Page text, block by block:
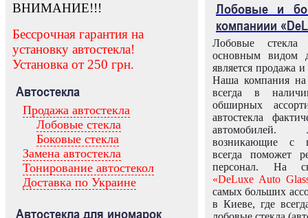
ВНИМАНИЕ!!!
Бессрочная гарантия на
установку автостекла!
Установка от 250 грн.
Автостекла
Продажа автостекла
Лобовые стекла
Боковые стекла
Замена автостекла
Тонирование автостекол
Доставка по Украине
Автостекла для иномарок
Лобовые и
компаниии
Лобовые
основным видом
является продажа и
Наша компания на
всегда в
обширных
автостекла
возникающие с
всегда поможет
персонал. На
«DeLuxe Auto
самых больших
в Киеве, где